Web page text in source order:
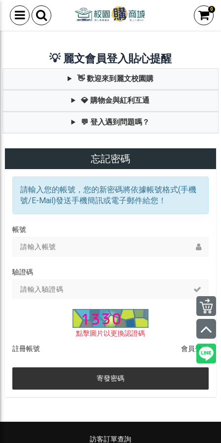
0
💡 麗文會員登入貼心提醒
👋 歡迎來到麗文校園購
💎 購物金與紅利互通
💬 登入遇到問題嗎？
忘記密碼
請輸入您的帳號，您的新密碼將依據帳號格式(手機
號/E-Mail)發送手機簡訊或電子郵件給您！
帳號
驗證碼
點擊圖片以更換認證碼
註冊帳號 會員登入
寄發密碼
訪客訂單查詢